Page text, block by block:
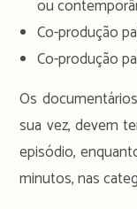
ou
Co-produção
Co-produção
Os
sua vez, devem
episódio,
minutos, nas